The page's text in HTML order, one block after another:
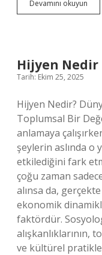
Devamını okuyun
Hijyen Nedir
Tarih: Ekim 25, 2025
Hijyen Nedir?
Toplumsal Bir
anlamaya
şeylerin aslında o
etkilediğini fark
çoğu zaman
alınsa da,
ekonomik
faktördür.
ve kültürel